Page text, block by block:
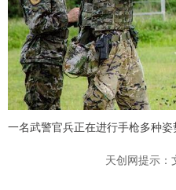
一名武警官兵正在进行手枪多种姿
天创网提示：